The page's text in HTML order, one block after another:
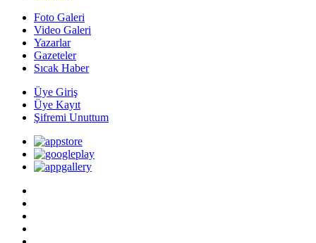
Foto Galeri
Video Galeri
Yazarlar
Gazeteler
Sıcak Haber
Üye Giriş
Üye Kayıt
Şifremi Unuttum